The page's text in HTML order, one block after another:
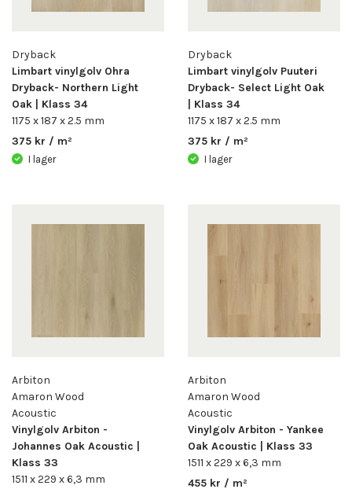
Dryback
Limbart vinylgolv Ohra
Dryback- Northern Light
Oak | Klass 34
1175 x 187 x 2.5 mm
375 kr / m²
I lager
Dryback
Limbart vinylgolv Puuteri
Dryback- Select Light Oak
| Klass 34
1175 x 187 x 2.5 mm
375 kr / m²
I lager
Arbiton
Amaron Wood
Acoustic
Vinylgolv Arbiton -
Johannes Oak Acoustic |
Klass 33
1511 x 229 x 6,3 mm
Arbiton
Amaron Wood
Acoustic
Vinylgolv Arbiton - Yankee
Oak Acoustic | Klass 33
1511 x 229 x 6,3 mm
455 kr / m²